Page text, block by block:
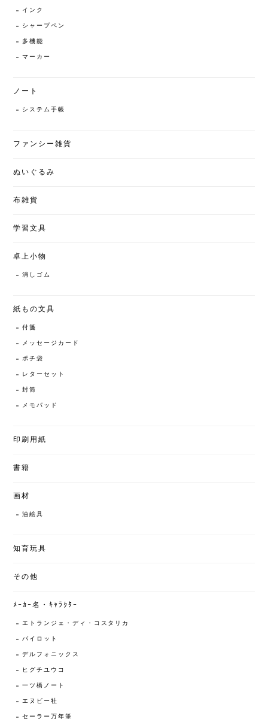
インク
シャープペン
多機能
マーカー
ノート
システム手帳
ファンシー雑貨
ぬいぐるみ
布雑貨
学習文具
卓上小物
消しゴム
紙もの文具
付箋
メッセージカード
ポチ袋
レターセット
封筒
メモパッド
印刷用紙
書籍
画材
油絵具
知育玩具
その他
ﾒｰｶｰ名・ｷｬﾗｸﾀｰ
エトランジェ・ディ・コスタリカ
パイロット
デルフォニックス
ヒグチユウコ
一ツ橋ノート
エヌビー社
セーラー万年筆